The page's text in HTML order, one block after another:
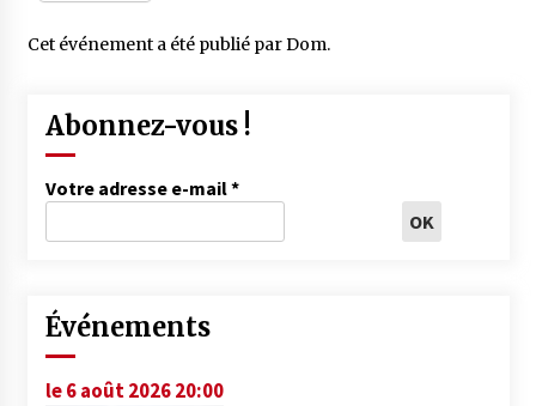
Cet événement a été publié parDom.
Abonnez-vous !
Votre adresse e-mail*
Événements
le 6 août 2026 20:00